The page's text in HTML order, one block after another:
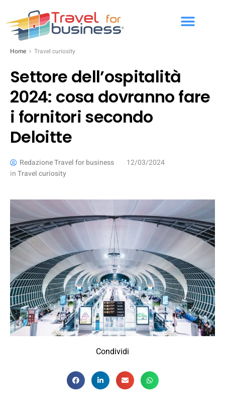
Home Travel curiosity
Settore dell’ospitalità
2024: cosa dovranno fare
i fornitori secondo
Deloitte
Redazione Travel for business
12/03/2024
inTravel curiosity
Condividi